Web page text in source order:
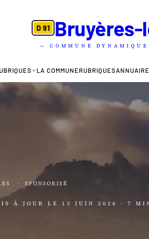
D 91 Bruyères-
— COMMUNE
LA COMMUNERUBRIQUESANNUAIRE
· SPONSORISÉ
À JOUR LE 13 JUIN 2026 · 7